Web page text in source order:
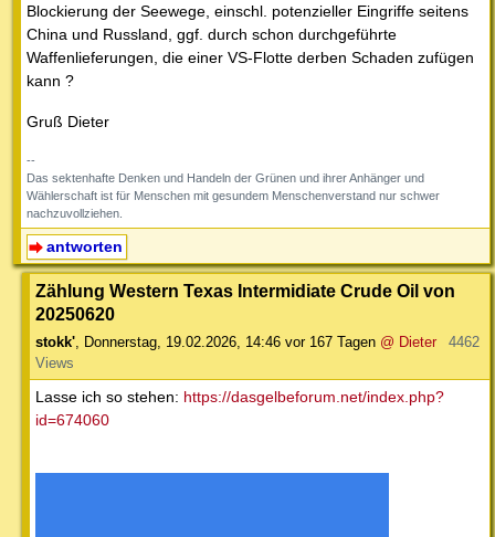
Blockierung der Seewege, einschl. potenzieller Eingriffe seitens
China und Russland, ggf. durch schon durchgeführte
Waffenlieferungen, die einer VS-Flotte derben Schaden zufügen
kann ?
Gruß Dieter
--
Das sektenhafte Denken und Handeln der Grünen und ihrer Anhänger und
Wählerschaft ist für Menschen mit gesundem Menschenverstand nur schwer
nachzuvollziehen.
antworten
Zählung Western Texas Intermidiate Crude Oil von
20250620
stokk', Donnerstag, 19.02.2026, 14:46 vor 167 Tagen @ Dieter
4462
Views
Lasse ich so stehen: https://dasgelbeforum.net/index.php?
id=674060